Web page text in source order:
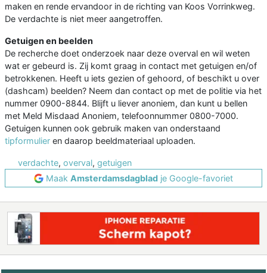
maken en rende ervandoor in de richting van Koos Vorrinkweg.
De verdachte is niet meer aangetroffen.
Getuigen en beelden
De recherche doet onderzoek naar deze overval en wil weten
wat er gebeurd is. Zij komt graag in contact met getuigen en/of
betrokkenen. Heeft u iets gezien of gehoord, of beschikt u over
(dashcam) beelden? Neem dan contact op met de politie via het
nummer 0900-8844. Blijft u liever anoniem, dan kunt u bellen
met Meld Misdaad Anoniem, telefoonnummer 0800-7000.
Getuigen kunnen ook gebruik maken van onderstaand
tipformulier en daarop beeldmateriaal uploaden.
verdachte, overval, getuigen
Maak Amsterdamsdagblad je Google-favoriet